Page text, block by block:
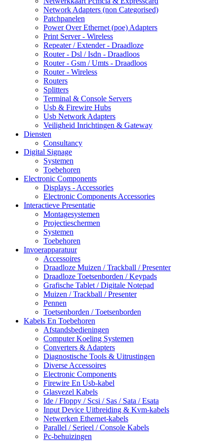
Network Adapters (non Categorised)
Patchpanelen
Power Over Ethernet (poe) Adapters
Print Server - Wireless
Repeater / Extender - Draadloze
Router - Dsl / Isdn - Draadloos
Router - Gsm / Umts - Draadloos
Router - Wireless
Routers
Splitters
Terminal & Console Servers
Usb & Firewire Hubs
Usb Network Adapters
Veiligheid Inrichtingen & Gateway
Diensten
Consultancy
Digital Signage
Systemen
Toebehoren
Electronic Components
Displays - Accessories
Electronic Components Accessories
Interactieve Presentatie
Montagesystemen
Projectieschermen
Systemen
Toebehoren
Invoerapparatuur
Accessoires
Draadloze Muizen / Trackball / Presenter
Draadloze Toetsenborden / Keypads
Grafische Tablet / Digitale Notepad
Muizen / Trackball / Presenter
Pennen
Toetsenborden / Toetsenborden
Kabels En Toebehoren
Afstandsbedieningen
Computer Koeling Systemen
Converters & Adapters
Diagnostische Tools & Uitrustingen
Diverse Accessoires
Electronic Components
Firewire En Usb-kabel
Glasvezel Kabels
Ide / Floppy / Scsi / Sas / Sata / Esata
Input Device Uitbreiding & Kvm-kabels
Netwerken Ethernet-kabels
Parallel / Serieel / Console Kabels
Pc-behuizingen